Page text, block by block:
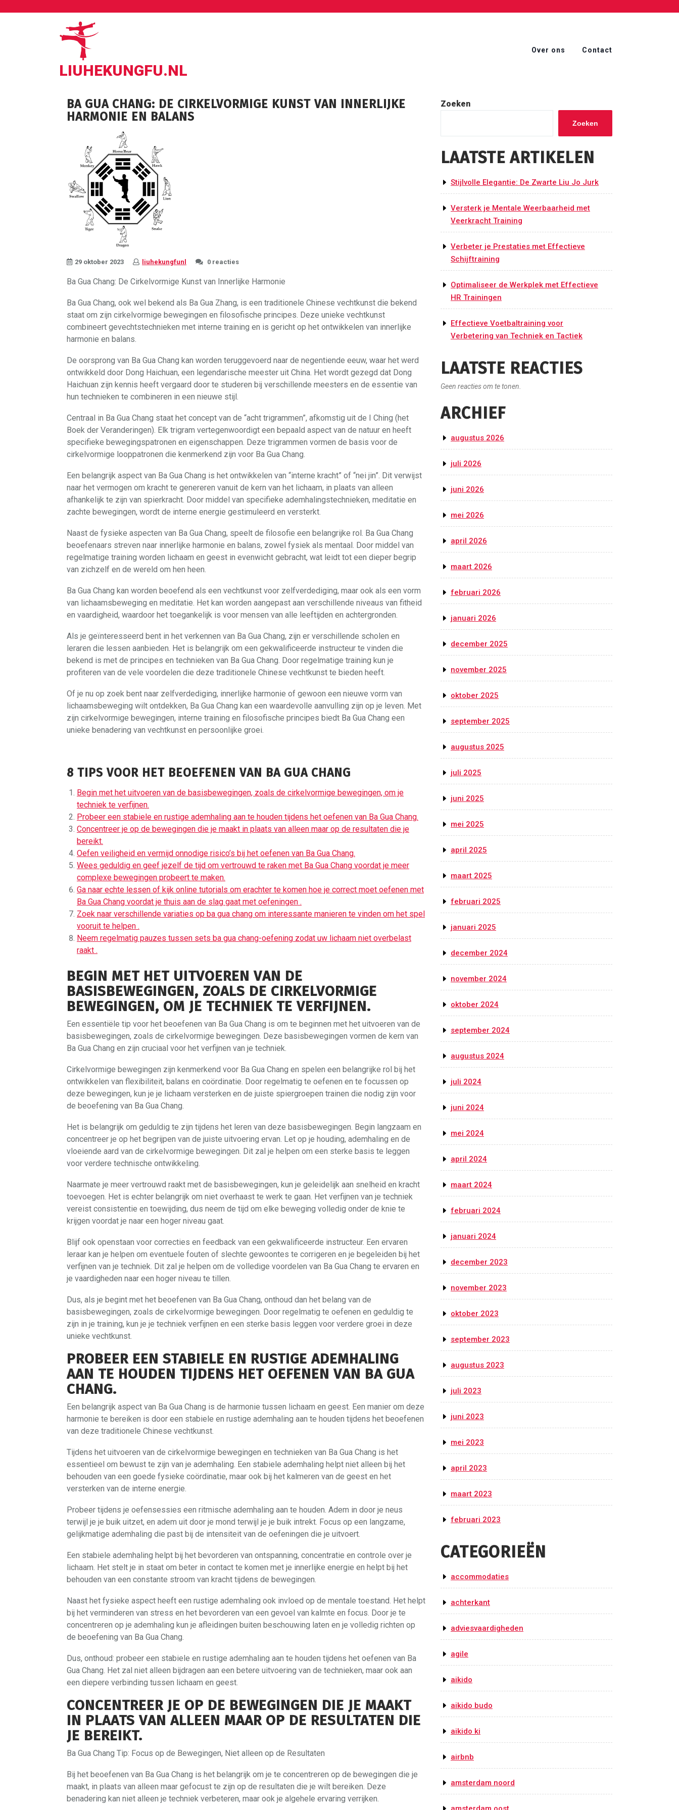
LIUHEKUNGFU.NL
Over ons Contact
BA GUA CHANG: DE CIRKELVORMIGE KUNST VAN INNERLIJKE
HARMONIE EN BALANS
29 oktober 2023 liuhekungfunl 0 reacties
Ba Gua Chang: De Cirkelvormige Kunst van Innerlijke Harmonie
Ba Gua Chang, ook wel bekend als Ba Gua Zhang, is een traditionele Chinese vechtkunst die bekend
staat om zijn cirkelvormige bewegingen en filosofische principes. Deze unieke vechtkunst
combineert gevechtstechnieken met interne training en is gericht op het ontwikkelen van innerlijke
harmonie en balans.
De oorsprong van Ba Gua Chang kan worden teruggevoerd naar de negentiende eeuw, waar het werd
ontwikkeld door Dong Haichuan, een legendarische meester uit China. Het wordt gezegd dat Dong
Haichuan zijn kennis heeft vergaard door te studeren bij verschillende meesters en de essentie van
hun technieken te combineren in een nieuwe stijl.
Centraal in Ba Gua Chang staat het concept van de “acht trigrammen”, afkomstig uit de I Ching (het
Boek der Veranderingen). Elk trigram vertegenwoordigt een bepaald aspect van de natuur en heeft
specifieke bewegingspatronen en eigenschappen. Deze trigrammen vormen de basis voor de
cirkelvormige looppatronen die kenmerkend zijn voor Ba Gua Chang.
Een belangrijk aspect van Ba Gua Chang is het ontwikkelen van “interne kracht” of “nei jin”. Dit verwijst
naar het vermogen om kracht te genereren vanuit de kern van het lichaam, in plaats van alleen
afhankelijk te zijn van spierkracht. Door middel van specifieke ademhalingstechnieken, meditatie en
zachte bewegingen, wordt de interne energie gestimuleerd en versterkt.
Naast de fysieke aspecten van Ba Gua Chang, speelt de filosofie een belangrijke rol. Ba Gua Chang
beoefenaars streven naar innerlijke harmonie en balans, zowel fysiek als mentaal. Door middel van
regelmatige training worden lichaam en geest in evenwicht gebracht, wat leidt tot een dieper begrip
van zichzelf en de wereld om hen heen.
Ba Gua Chang kan worden beoefend als een vechtkunst voor zelfverdediging, maar ook als een vorm
van lichaamsbeweging en meditatie. Het kan worden aangepast aan verschillende niveaus van fitheid
en vaardigheid, waardoor het toegankelijk is voor mensen van alle leeftijden en achtergronden.
Als je geïnteresseerd bent in het verkennen van Ba Gua Chang, zijn er verschillende scholen en
leraren die lessen aanbieden. Het is belangrijk om een gekwalificeerde instructeur te vinden die
bekend is met de principes en technieken van Ba Gua Chang. Door regelmatige training kun je
profiteren van de vele voordelen die deze traditionele Chinese vechtkunst te bieden heeft.
Of je nu op zoek bent naar zelfverdediging, innerlijke harmonie of gewoon een nieuwe vorm van
lichaamsbeweging wilt ontdekken, Ba Gua Chang kan een waardevolle aanvulling zijn op je leven. Met
zijn cirkelvormige bewegingen, interne training en filosofische principes biedt Ba Gua Chang een
unieke benadering van vechtkunst en persoonlijke groei.
8 TIPS VOOR HET BEOEFENEN VAN BA GUA CHANG
Begin met het uitvoeren van de basisbewegingen, zoals de cirkelvormige bewegingen, om je
techniek te verfijnen.
Probeer een stabiele en rustige ademhaling aan te houden tijdens het oefenen van Ba Gua Chang.
Concentreer je op de bewegingen die je maakt in plaats van alleen maar op de resultaten die je
bereikt.
Oefen veiligheid en vermijd onnodige risico’s bij het oefenen van Ba Gua Chang.
Wees geduldig en geef jezelf de tijd om vertrouwd te raken met Ba Gua Chang voordat je meer
complexe bewegingen probeert te maken.
Ga naar echte lessen of kijk online tutorials om erachter te komen hoe je correct moet oefenen met
Ba Gua Chang voordat je thuis aan de slag gaat met oefeningen .
Zoek naar verschillende variaties op ba gua chang om interessante manieren te vinden om het spel
vooruit te helpen .
Neem regelmatig pauzes tussen sets ba gua chang-oefening zodat uw lichaam niet overbelast
raakt .
BEGIN MET HET UITVOEREN VAN DE
BASISBEWEGINGEN, ZOALS DE CIRKELVORMIGE
BEWEGINGEN, OM JE TECHNIEK TE VERFIJNEN.
Een essentiële tip voor het beoefenen van Ba Gua Chang is om te beginnen met het uitvoeren van de
basisbewegingen, zoals de cirkelvormige bewegingen. Deze basisbewegingen vormen de kern van
Ba Gua Chang en zijn cruciaal voor het verfijnen van je techniek.
Cirkelvormige bewegingen zijn kenmerkend voor Ba Gua Chang en spelen een belangrijke rol bij het
ontwikkelen van flexibiliteit, balans en coördinatie. Door regelmatig te oefenen en te focussen op
deze bewegingen, kun je je lichaam versterken en de juiste spiergroepen trainen die nodig zijn voor
de beoefening van Ba Gua Chang.
Het is belangrijk om geduldig te zijn tijdens het leren van deze basisbewegingen. Begin langzaam en
concentreer je op het begrijpen van de juiste uitvoering ervan. Let op je houding, ademhaling en de
vloeiende aard van de cirkelvormige bewegingen. Dit zal je helpen om een sterke basis te leggen
voor verdere technische ontwikkeling.
Naarmate je meer vertrouwd raakt met de basisbewegingen, kun je geleidelijk aan snelheid en kracht
toevoegen. Het is echter belangrijk om niet overhaast te werk te gaan. Het verfijnen van je techniek
vereist consistentie en toewijding, dus neem de tijd om elke beweging volledig onder de knie te
krijgen voordat je naar een hoger niveau gaat.
Blijf ook openstaan voor correcties en feedback van een gekwalificeerde instructeur. Een ervaren
leraar kan je helpen om eventuele fouten of slechte gewoontes te corrigeren en je begeleiden bij het
verfijnen van je techniek. Dit zal je helpen om de volledige voordelen van Ba Gua Chang te ervaren en
je vaardigheden naar een hoger niveau te tillen.
Dus, als je begint met het beoefenen van Ba Gua Chang, onthoud dan het belang van de
basisbewegingen, zoals de cirkelvormige bewegingen. Door regelmatig te oefenen en geduldig te
zijn in je training, kun je je techniek verfijnen en een sterke basis leggen voor verdere groei in deze
unieke vechtkunst.
PROBEER EEN STABIELE EN RUSTIGE ADEMHALING
AAN TE HOUDEN TIJDENS HET OEFENEN VAN BA GUA
CHANG.
Een belangrijk aspect van Ba Gua Chang is de harmonie tussen lichaam en geest. Een manier om deze
harmonie te bereiken is door een stabiele en rustige ademhaling aan te houden tijdens het beoefenen
van deze traditionele Chinese vechtkunst.
Tijdens het uitvoeren van de cirkelvormige bewegingen en technieken van Ba Gua Chang is het
essentieel om bewust te zijn van je ademhaling. Een stabiele ademhaling helpt niet alleen bij het
behouden van een goede fysieke coördinatie, maar ook bij het kalmeren van de geest en het
versterken van de interne energie.
Probeer tijdens je oefensessies een ritmische ademhaling aan te houden. Adem in door je neus
terwijl je je buik uitzet, en adem uit door je mond terwijl je je buik intrekt. Focus op een langzame,
gelijkmatige ademhaling die past bij de intensiteit van de oefeningen die je uitvoert.
Een stabiele ademhaling helpt bij het bevorderen van ontspanning, concentratie en controle over je
lichaam. Het stelt je in staat om beter in contact te komen met je innerlijke energie en helpt bij het
behouden van een constante stroom van kracht tijdens de bewegingen.
Naast het fysieke aspect heeft een rustige ademhaling ook invloed op de mentale toestand. Het helpt
bij het verminderen van stress en het bevorderen van een gevoel van kalmte en focus. Door je te
concentreren op je ademhaling kun je afleidingen buiten beschouwing laten en je volledig richten op
de beoefening van Ba Gua Chang.
Dus, onthoud: probeer een stabiele en rustige ademhaling aan te houden tijdens het oefenen van Ba
Gua Chang. Het zal niet alleen bijdragen aan een betere uitvoering van de technieken, maar ook aan
een diepere verbinding tussen lichaam en geest.
CONCENTREER JE OP DE BEWEGINGEN DIE JE MAAKT
IN PLAATS VAN ALLEEN MAAR OP DE RESULTATEN DIE
JE BEREIKT.
Ba Gua Chang Tip: Focus op de Bewegingen, Niet alleen op de Resultaten
Bij het beoefenen van Ba Gua Chang is het belangrijk om je te concentreren op de bewegingen die je
maakt, in plaats van alleen maar gefocust te zijn op de resultaten die je wilt bereiken. Deze
benadering kan niet alleen je techniek verbeteren, maar ook je algehele ervaring verrijken.
Zoeken
Zoeken
LAATSTE ARTIKELEN
Stijlvolle Elegantie: De Zwarte Liu Jo Jurk
Versterk je Mentale Weerbaarheid met
Veerkracht Training
Verbeter je Prestaties met Effectieve
Schijftraining
Optimaliseer de Werkplek met Effectieve
HR Trainingen
Effectieve Voetbaltraining voor
Verbetering van Techniek en Tactiek
LAATSTE REACTIES
Geen reacties om te tonen.
ARCHIEF
augustus 2026
juli 2026
juni 2026
mei 2026
april 2026
maart 2026
februari 2026
januari 2026
december 2025
november 2025
oktober 2025
september 2025
augustus 2025
juli 2025
juni 2025
mei 2025
april 2025
maart 2025
februari 2025
januari 2025
december 2024
november 2024
oktober 2024
september 2024
augustus 2024
juli 2024
juni 2024
mei 2024
april 2024
maart 2024
februari 2024
januari 2024
december 2023
november 2023
oktober 2023
september 2023
augustus 2023
juli 2023
juni 2023
mei 2023
april 2023
maart 2023
februari 2023
CATEGORIEËN
accommodaties
achterkant
adviesvaardigheden
agile
aikido
aikido budo
aikido ki
airbnb
amsterdam noord